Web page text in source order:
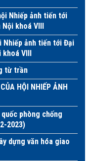
Nhiếp ảnh tiến tới
khoá VIII
Nhiếp ảnh tiến tới Đại
khoá VIII
từ trần
HỘI NHIẾP ẢNH
phòng chống
2023)
dựng văn hóa giao